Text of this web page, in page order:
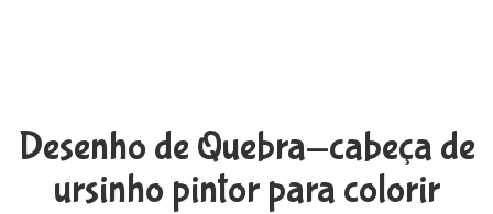
Desenho de Quebra-cabeça de
ursinho pintor para colorir